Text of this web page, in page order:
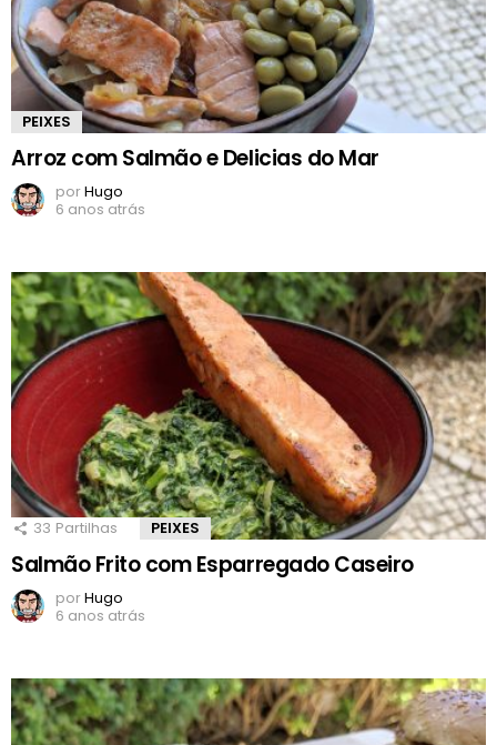
PEIXES
Arroz com Salmão e Delicias do Mar
porHugo
6 anos atrás
33 Partilhas PEIXES
Salmão Frito com Esparregado Caseiro
porHugo
6 anos atrás